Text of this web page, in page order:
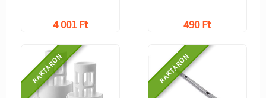
4 001 Ft 490 Ft
RAKTÁRON RAKTÁRON